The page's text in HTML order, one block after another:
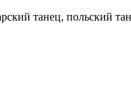
танец, польский